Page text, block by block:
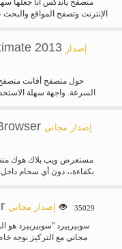
متصفح ياندكس أنا جعلها
الإنترنت وتصفح المواقع
2013 إصدار
حول متصفح أفانت متصفح
السرعة. واجهة سهلة
إصدار مجاني
مستعرض ويب بلاك هوك
بكفاءة،، دون أي سخام
إصدار مجاني 35029
سوبيربيرد "سوبيربيرد هو
مجاني مع التركيز بوجه